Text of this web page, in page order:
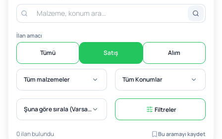
İlan amacı
Tümü Satış Alım
Tüm malzemeler Tüm Konumlar
Şuna göre sırala (Varsayılan) Filtreler
0 ilan bulundu Bu aramayı kaydet